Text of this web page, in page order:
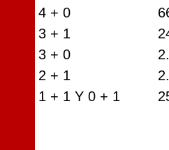
4 + 0
3 + 1
3 + 0
2 + 1
1 + 1 Y 0 + 1